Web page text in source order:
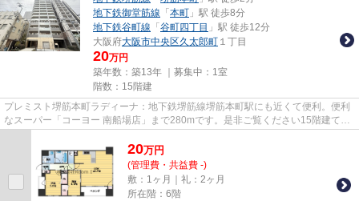
地下鉄御堂筋線 「 本町 」駅 徒歩8分
地下鉄谷町線 「 谷町四丁目 」駅 徒歩12分
大阪府大阪市中央区久太郎町 １丁目
20万円
築年数：築13年 ｜募集中： 1室
階数：15階建
プレミスト堺筋本町ラディーナ：地下鉄堺筋線堺筋本町駅にも近くて便利。便利
なスーパー「コーヨー 南船場店」まで280mです。是非ご覧ください15階建ての
20万円
(管理費・共益費 -)
敷：1ヶ月｜礼：2ヶ月
所在階：6階